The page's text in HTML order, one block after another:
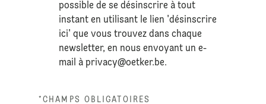
possible de se désinscrire à tout
instant en utilisant le lien 'désinscrire
ici' que vous trouvez dans chaque
newsletter, en nous envoyant un e-
mail àprivacy@oetker.be.
*CHAMPS OBLIGATOIRES